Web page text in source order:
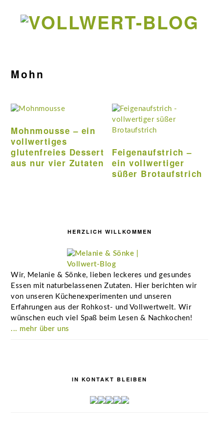
Hauptnavigation
Seitenspalte
Fußzeile
Mohn
Mohnmousse – ein
vollwertiges
glutenfreies Dessert
aus nur vier Zutaten
Feigenaufstrich –
ein vollwertiger
süßer Brotaufstrich
HERZLICH WILLKOMMEN
Wir, Melanie & Sönke, lieben leckeres und gesundes
Essen mit naturbelassenen Zutaten. Hier berichten wir
von unseren Küchenexperimenten und unseren
Erfahrungen aus der Rohkost- und Vollwertwelt. Wir
wünschen euch viel Spaß beim Lesen & Nachkochen!
... mehr über uns
IN KONTAKT BLEIBEN